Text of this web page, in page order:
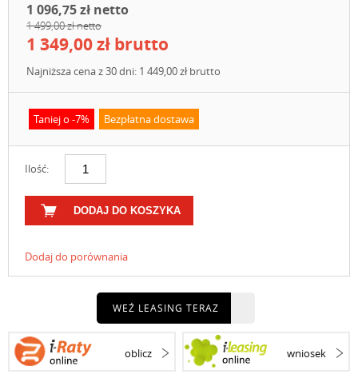
1 096,75 zł netto
1 499,00 zł netto
1 349,00 zł brutto
Najniższa cena z 30 dni: 1 449,00 zł brutto
Taniej o -7% Bezpłatna dostawa
Ilość:
DODAJ DO KOSZYKA
Dodaj do porównania
WEŹ LEASING TERAZ
oblicz wniosek